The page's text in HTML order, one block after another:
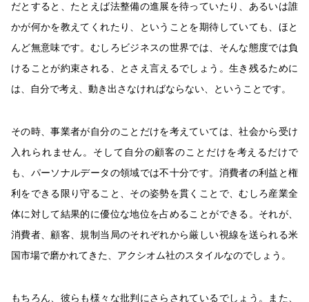
だとすると、たとえば法整備の進展を待っていたり、あるいは誰
かが何かを教えてくれたり、ということを期待していても、ほと
んど無意味です。むしろビジネスの世界では、そんな態度では負
けることが約束される、とさえ言えるでしょう。生き残るために
は、自分で考え、動き出さなければならない、ということです。
その時、事業者が自分のことだけを考えていては、社会から受け
入れられません。そして自分の顧客のことだけを考えるだけで
も、パーソナルデータの領域では不十分です。消費者の利益と権
利をできる限り守ること、その姿勢を貫くことで、むしろ産業全
体に対して結果的に優位な地位を占めることができる。それが、
消費者、顧客、規制当局のそれぞれから厳しい視線を送られる米
国市場で磨かれてきた、アクシオム社のスタイルなのでしょう。
もちろん、彼らも様々な批判にさらされているでしょう。また、